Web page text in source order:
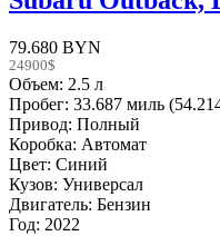
79.680 BYN
24900$
Объем: 2.5 л
Пробег: 33.687 миль
Привод: Полный
Коробка: Автомат
Цвет: Синий
Кузов: Универсал
Двигатель: Бензин
Год: 2022